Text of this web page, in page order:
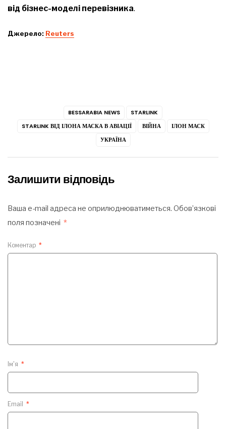
від бізнес-моделі перевізника.
Джерело: Reuters
BESSARABIA NEWS
STARLINK
STARLINK ВІД ІЛОНА МАСКА В АВІАЦІЇ
ВІЙНА
ІЛОН МАСК
УКРАЇНА
Залишити відповідь
Ваша e-mail адреса не оприлюднюватиметься. Обов’язкові
поля позначені *
Коментар *
Ім'я *
Email *